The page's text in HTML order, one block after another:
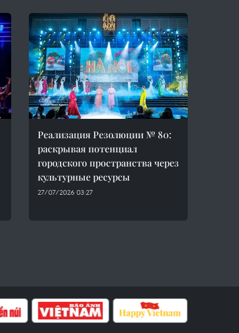
Реализация Резолюции № 80:
раскрывая потенциал
городского пространства через
культурные ресурсы
27/07/2026 03:27